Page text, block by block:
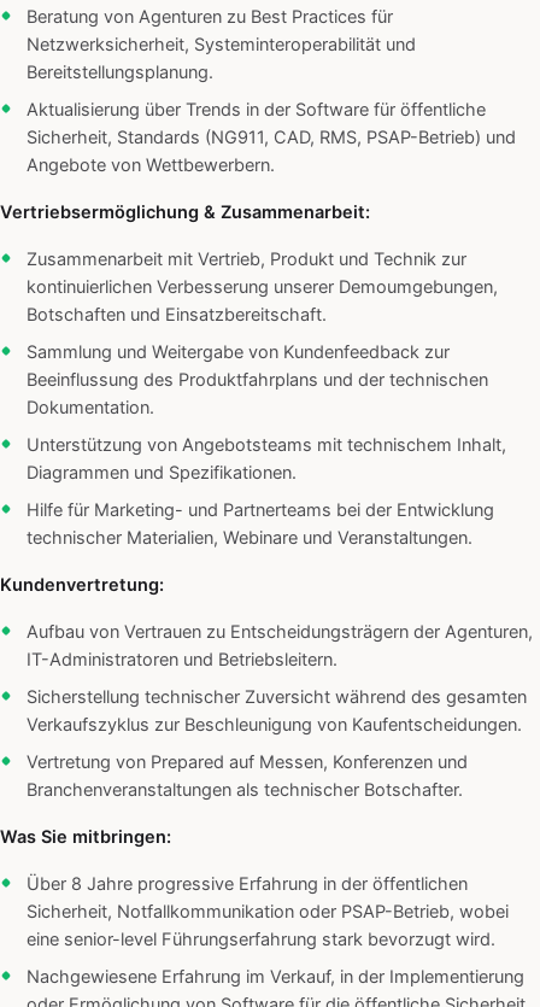
Beratung von Agenturen zu Best Practices für
Netzwerksicherheit, Systeminteroperabilität und
Bereitstellungsplanung.
Aktualisierung über Trends in der Software für öffentliche
Sicherheit, Standards (NG911, CAD, RMS, PSAP-Betrieb) und
Angebote von Wettbewerbern.
Vertriebsermöglichung & Zusammenarbeit:
Zusammenarbeit mit Vertrieb, Produkt und Technik zur
kontinuierlichen Verbesserung unserer Demoumgebungen,
Botschaften und Einsatzbereitschaft.
Sammlung und Weitergabe von Kundenfeedback zur
Beeinflussung des Produktfahrplans und der technischen
Dokumentation.
Unterstützung von Angebotsteams mit technischem Inhalt,
Diagrammen und Spezifikationen.
Hilfe für Marketing- und Partnerteams bei der Entwicklung
technischer Materialien, Webinare und Veranstaltungen.
Kundenvertretung:
Aufbau von Vertrauen zu Entscheidungsträgern der Agenturen,
IT-Administratoren und Betriebsleitern.
Sicherstellung technischer Zuversicht während des gesamten
Verkaufszyklus zur Beschleunigung von Kaufentscheidungen.
Vertretung von Prepared auf Messen, Konferenzen und
Branchenveranstaltungen als technischer Botschafter.
Was Sie mitbringen:
Über 8 Jahre progressive Erfahrung in der öffentlichen
Sicherheit, Notfallkommunikation oder PSAP-Betrieb, wobei
eine senior-level Führungserfahrung stark bevorzugt wird.
Nachgewiesene Erfahrung im Verkauf, in der Implementierung